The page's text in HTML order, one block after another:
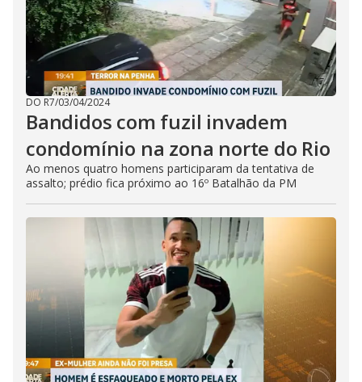
DO R7/03/04/2024
Bandidos com fuzil invadem
condomínio na zona norte do Rio
Ao menos quatro homens participaram da tentativa de
assalto; prédio fica próximo ao 16º Batalhão da PM